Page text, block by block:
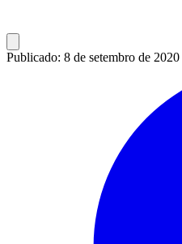
Publicado: 8 de setembro de 2020